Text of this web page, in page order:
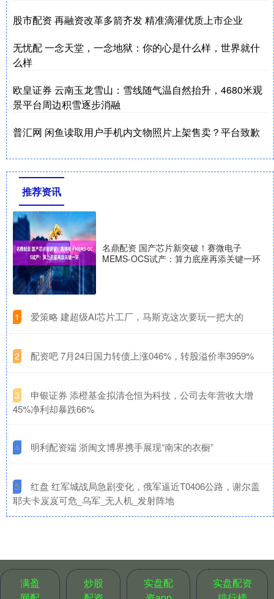
股市配资 再融资改革多箭齐发 精准滴灌优质上市企业
无忧配 一念天堂，一念地狱：你的心是什么样，世界就什
么样
欧皇证券 云南玉龙雪山：雪线随气温自然抬升，4680米观
景平台周边积雪逐步消融
普汇网 闲鱼读取用户手机内文物照片上架售卖？平台致歉
推荐资讯
名鼎配资 国产芯片新突破！赛微电子
MEMS-OCS试产：算力底座再添关键一环
1 ​爱策略 建超级AI芯片工厂，马斯克这次要玩一把大的
2 ​配资吧 7月24日国力转债上涨046%，转股溢价率3959%
3
​申银证券 添橙基金拟清仓恒为科技，公司去年营收大增
45%净利却暴跌66%
4 ​明利配资端 浙闽文博界携手展现“南宋的衣橱”
5
​红盘 红军城战局急剧变化，俄军逼近T0406公路，谢尔盖
耶夫卡岌岌可危_乌军_无人机_发射阵地
满盈
炒股
实盘配
实盘配资